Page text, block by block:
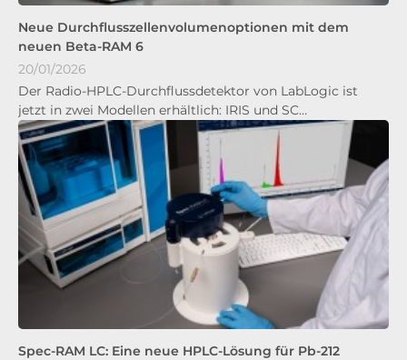
Neue Durchflusszellenvolumenoptionen mit dem
neuen Beta-RAM 6
20/01/2026
Der Radio-HPLC-Durchflussdetektor von LabLogic ist
jetzt in zwei Modellen erhältlich: IRIS und SC…
Spec-RAM LC: Eine neue HPLC-Lösung für Pb-212